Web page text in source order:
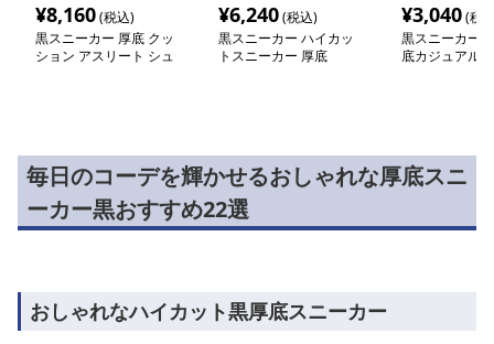
¥8,160(税込)
黒スニーカー 厚底 クッ
ション アスリート シュ
¥6,240(税込)
黒スニーカー ハイカッ
トスニーカー 厚底
¥3,040(税
黒スニーカー
底カジュアル
毎日のコーデを輝かせるおしゃれな厚底スニ
ーカー黒おすすめ22選
おしゃれなハイカット黒厚底スニーカー